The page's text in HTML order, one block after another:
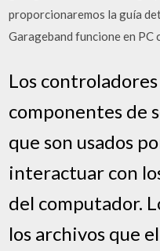
proporcionaremos la guía
Garageband funcione en PC
Los
componentes de
que son usados
interactuar con
del computador.
los archivos que